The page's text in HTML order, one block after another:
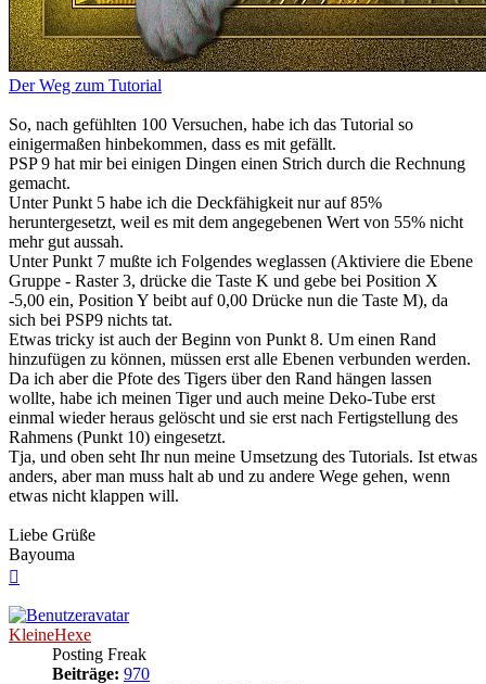
Der Weg zum Tutorial
So, nach gefühlten 100 Versuchen, habe ich das Tutorial so
einigermaßen hinbekommen, dass es mit gefällt.
PSP 9 hat mir bei einigen Dingen einen Strich durch die Rechnung
gemacht.
Unter Punkt 5 habe ich die Deckfähigkeit nur auf 85%
heruntergesetzt, weil es mit dem angegebenen Wert von 55% nicht
mehr gut aussah.
Unter Punkt 7 mußte ich Folgendes weglassen (Aktiviere die Ebene
Gruppe - Raster 3, drücke die Taste K und gebe bei Position X
-5,00 ein, Position Y beibt auf 0,00 Drücke nun die Taste M), da
sich bei PSP9 nichts tat.
Etwas tricky ist auch der Beginn von Punkt 8. Um einen Rand
hinzufügen zu können, müssen erst alle Ebenen verbunden werden.
Da ich aber die Pfote des Tigers über den Rand hängen lassen
wollte, habe ich meinen Tiger und auch meine Deko-Tube erst
einmal wieder heraus gelöscht und sie erst nach Fertigstellung des
Rahmens (Punkt 10) eingesetzt.
Tja, und oben seht Ihr nun meine Umsetzung des Tutorials. Ist etwas
anders, aber man muss halt ab und zu andere Wege gehen, wenn
etwas nicht klappen will.
Liebe Grüße
Bayouma
KleineHexe
Posting Freak
Beiträge: 970